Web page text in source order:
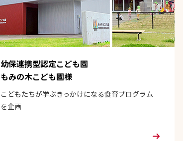
幼保連携型認定こども園
もみの木こども園様
こどもたちが学ぶきっかけになる食育プログラム
を企画